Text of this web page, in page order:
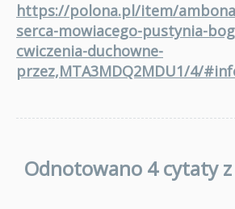
https://polona.pl/item/
serca-mowiacego-pustynia-
cwiczenia-duchowne-
przez,MTA3MDQ2MDU1/4/
Odnotowano 4 cytaty z